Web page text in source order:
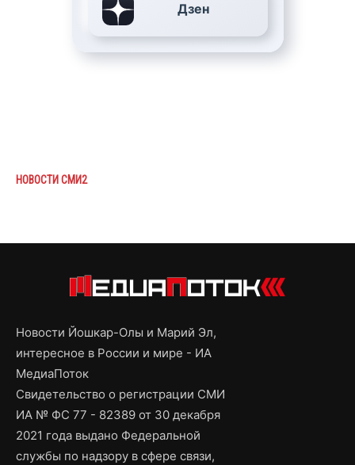
Дзен
НОВОСТИ СМИ2
Новости Йошкар-Олы и Марий Эл,
интересное в России и мире - ИА
МедиаПоток
Свидетельство о регистрации СМИ
ИА № ФС 77 - 82389 от 30 декабря
2021 года выдано Федеральной
службы по надзору в сфере связи,